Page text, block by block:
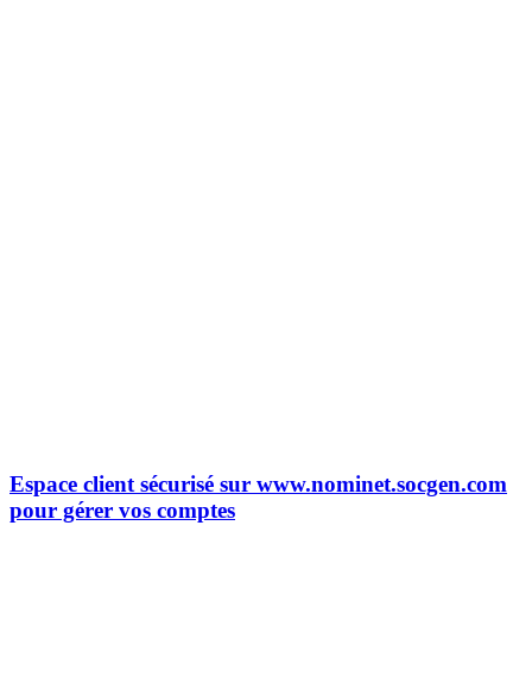
Espace client sécurisé sur www.nominet.socgen.com
pour gérer vos comptes